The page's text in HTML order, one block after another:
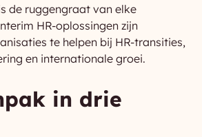
de ruggengraat van elke
HR-oplossingen zijn
te helpen bij HR-transities,
en internationale groei.
in drie